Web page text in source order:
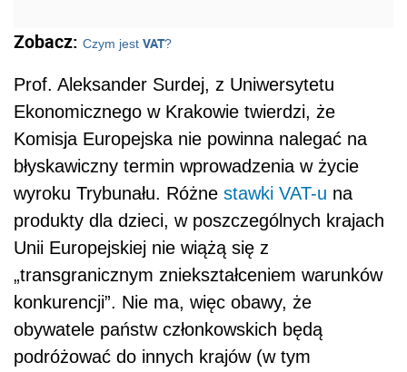
Zobacz: Czym jest VAT?
Prof. Aleksander Surdej, z Uniwersytetu
Ekonomicznego w Krakowie twierdzi, że
Komisja Europejska nie powinna nalegać na
błyskawiczny termin wprowadzenia w życie
wyroku Trybunału. Różne stawki VAT-u na
produkty dla dzieci, w poszczególnych krajach
Unii Europejskiej nie wiążą się z
„transgranicznym zniekształceniem warunków
konkurencji”. Nie ma, więc obawy, że
obywatele państw członkowskich będą
podróżować do innych krajów (w tym